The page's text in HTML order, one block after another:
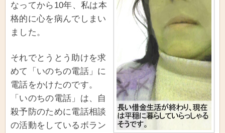
なってから10年、私は本
格的に心を病んでしまい
ました。
それでとうとう助けを求
めて「いのちの電話」に
電話をかけたのです。
「いのちの電話」は、自
殺予防のために電話相談
の活動をしているボラン